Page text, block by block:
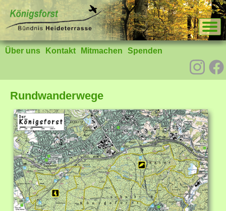
Über uns Kontakt Mitmachen Spenden
Rundwanderwege